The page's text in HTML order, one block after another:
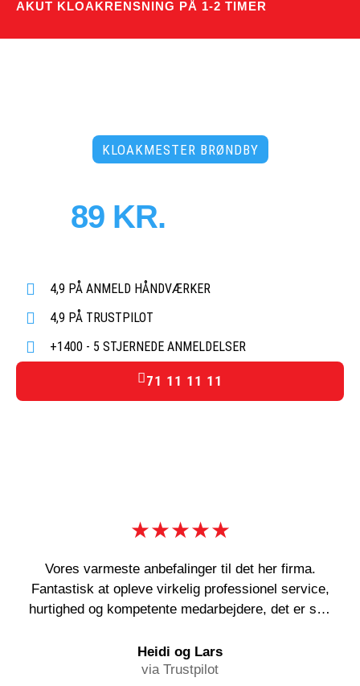
AKUT KLOAKRENSNING PÅ 1-2 TIMER
KLOAKMESTER BRØNDBY
89 KR.
4,9 PÅ ANMELD HÅNDVÆRKER
4,9 PÅ TRUSTPILOT
+1400 - 5 STJERNEDE ANMELDELSER
71 11 11 11
★★★★★
Vores varmeste anbefalinger til det her firma.
Fantastisk at opleve virkelig professionel service,
hurtighed og kompetente medarbejdere, det er sgu
i den grad anbefales!
Heidi og Lars
via Trustpilot